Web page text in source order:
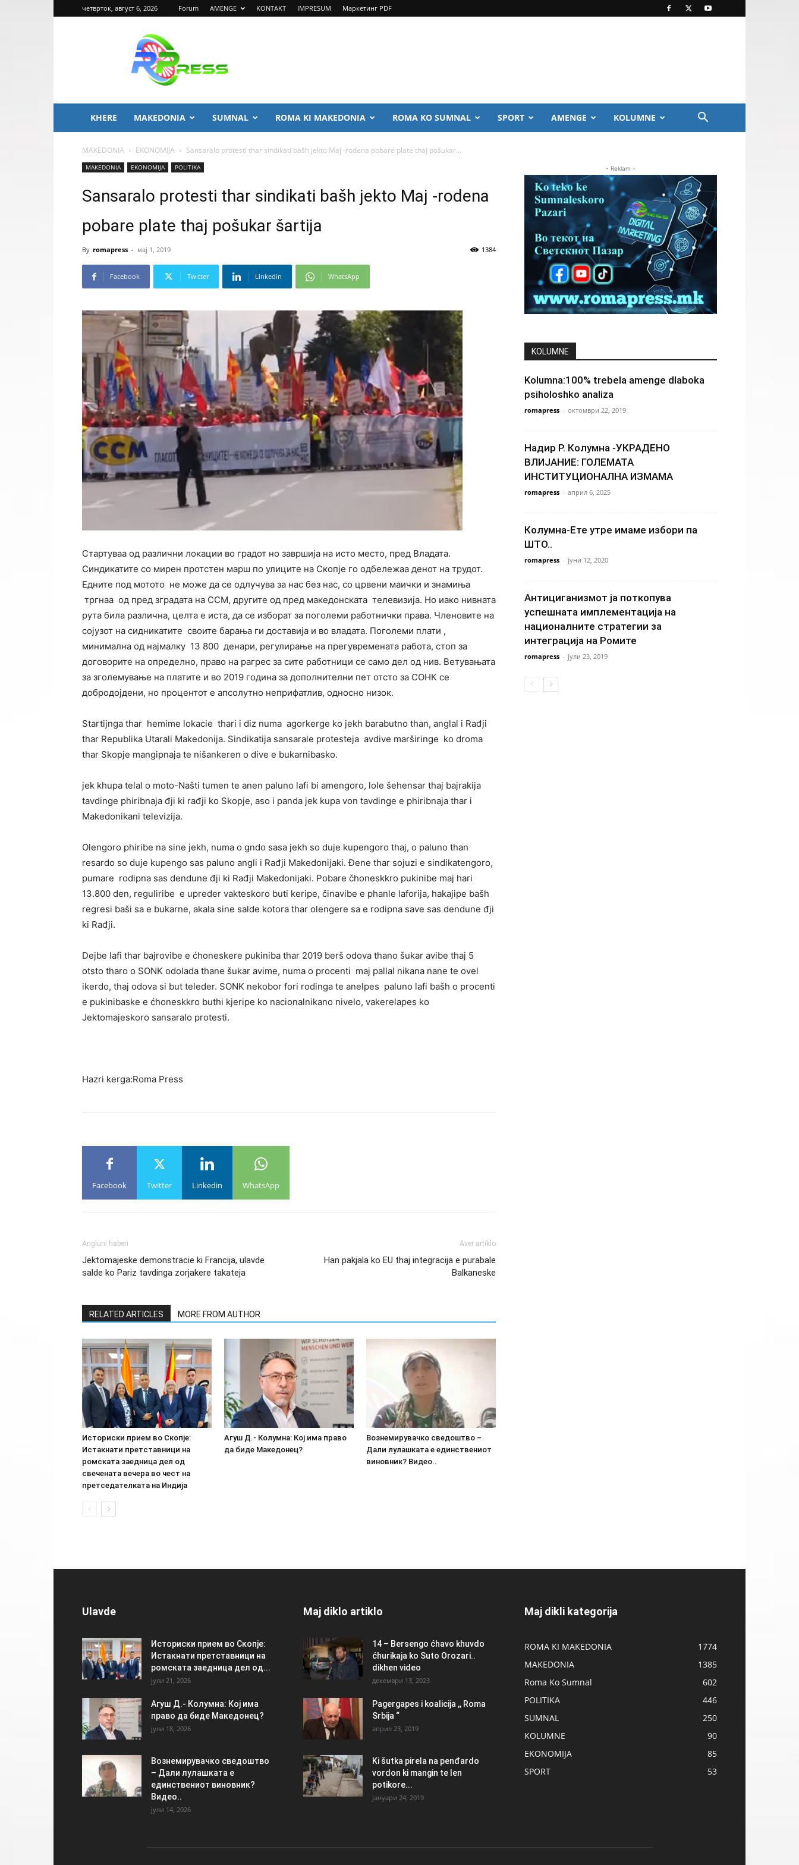
четврток, август 6, 2026 Forum AMENGE KONTAKT IMPRESUM Маркетинг PDF
PRESS
KHERE MAKEDONIA SUMNAL ROMA KI MAKEDONIA ROMA KO SUMNAL SPORT AMENGE KOLUMNE
MAKEDONIA EKONOMIJA Sansaralo protesti thar sindikati bašh jekto Maj -rodena pobare plate thaj pošukar...
MAKEDONIA EKONOMIJA POLITIKA
Sansaralo protesti thar sindikati bašh jekto Maj -rodena
pobare plate thaj pošukar šartija
By romapress - мај 1, 2019 1384
Facebook Twitter Linkedin WhatsApp
Стартуваа од различни локации во градот но завршија на исто место, пред Владата.
Синдикатите со мирен протстен марш по улиците на Скопје го одбележаа денот на трудот.
Едните под мотото не може да се одлучува за нас без нас, со црвени маички и знамиња
тргнаа од пред зградата на ССМ, другите од пред македонската телевизија. Но иако нивната
рута била различна, целта е иста, да се изборат за поголеми работнички права. Членовите на
сојузот на сидникатите своите барања ги доставија и во владата. Поголеми плати ,
минимална од најмалку 13 800 денари, регулирање на прегувремената работа, стоп за
договорите на определно, право на рагрес за сите работници се само дел од нив. Ветувањата
за зголемување на платите и во 2019 година за дополнителни пет отсто за СОНК се
добродојдени, но процентот е апсолутно неприфатлив, односно низок.
Startijnga thar hemime lokacie thari i diz numa agorkerge ko jekh barabutno than, anglal i Rađji
thar Republika Utarali Makedonija. Sindikatija sansarale protesteja avdive marširinge ko droma
thar Skopje mangipnaja te nišankeren o dive e bukarnibasko.
jek khupa telal o moto-Našti tumen te anen paluno lafi bi amengoro, lole šehensar thaj bajrakija
tavdinge phiribnaja đji ki rađji ko Skopje, aso i panda jek kupa von tavdinge e phiribnaja thar i
Makedonikani televizija.
Olengoro phiribe na sine jekh, numa o gndo sasa jekh so duje kupengoro thaj, o paluno than
resardo so duje kupengo sas paluno angli i Rađji Makedonijaki. Đene thar sojuzi e sindikatengoro,
pumare rodipna sas dendune đji ki Rađji Makedonijaki. Pobare čhoneskkro pukinibe maj hari
13.800 den, reguliribe e upreder vakteskoro buti keripe, činavibe e phanle laforija, hakajipe bašh
regresi baši sa e bukarne, akala sine salde kotora thar olengere sa e rodipna save sas dendune đji
ki Rađji.
Dejbe lafi thar bajrovibe e ćhoneskere pukiniba thar 2019 berš odova thano šukar avibe thaj 5
otsto tharo o SONK odolada thane šukar avime, numa o procenti maj pallal nikana nane te ovel
ikerdo, thaj odova si but teleder. SONK nekobor fori rodinga te anelpes paluno lafi bašh o procenti
e pukinibaske e ćhoneskkro buthi kjeripe ko nacionalnikano nivelo, vakerelapes ko
Jektomajeskoro sansaralo protesti.
Hazri kerga:Roma Press
Facebook Twitter Linkedin WhatsApp
Angluni haberi
Jektomajeske demonstracie ki Francija, ulavde
salde ko Pariz tavdinga zorjakere takateja
Aver artiklo
Han pakjala ko EU thaj integracija e purabale
Balkaneske
RELATED ARTICLES MORE FROM AUTHOR
Историски прием во Скопје:
Истакнати претставници на
ромската заедница дел од
свечената вечера во чест на
претседателката на Индија
Агуш Д.- Колумна: Кој има право
да биде Македонец?
Вознемирувачко сведоштво –
Дали лулашката е единствениот
виновник? Видео..
- Reklam -
KOLUMNE
Kolumna:100% trebela amenge dlaboka
psiholoshko analiza
romapress - октомври 22, 2019
Надир Р. Колумна -УКРАДЕНО
ВЛИЈАНИЕ: ГОЛЕМАТА
ИНСТИТУЦИОНАЛНА ИЗМАМА
romapress - април 6, 2025
Колумна-Ете утре имаме избори па
ШТО..
romapress - јуни 12, 2020
Антициганизмот ја поткопува
успешната имплементација на
националните стратегии за
интеграција на Ромите
romapress - јули 23, 2019
Ulavde
Историски прием во Скопје:
Истакнати претставници на
ромската заедница дел од...
јули 21, 2026
Агуш Д.- Колумна: Кој има
право да биде Македонец?
јули 18, 2026
Вознемирувачко сведоштво
– Дали лулашката е
единствениот виновник?
Видео..
јули 14, 2026
Maj diklo artiklo
14 – Bersengo ćhavo khuvdo
ćhurikaja ko Suto Orozari..
dikhen video
декември 13, 2023
Pagergapes i koalicija ,, Roma
Srbija “
април 23, 2019
Ki šutka pirela na penđardo
vordon ki mangin te len
potikore...
јануари 24, 2019
Maj dikli kategorija
ROMA KI MAKEDONIA
1774
MAKEDONIA
1385
Roma Ko Sumnal
602
POLITIKA
446
SUMNAL
250
KOLUMNE
90
EKONOMIJA
85
SPORT
53